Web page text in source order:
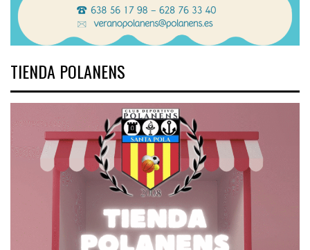
TIENDA POLANENS